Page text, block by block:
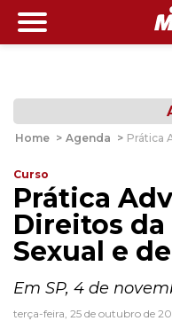
Home > Agenda > Prática
Curso
Prática
Direitos
Sexual e
Em SP, 4 de
terça-feira, 25 de outubro de